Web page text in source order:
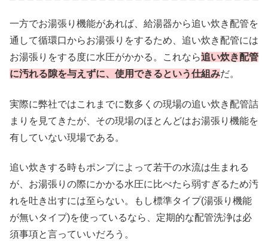
一方でお湯張り機能があれば、給湯器から追い炊き配管を
通して循環口からお湯張りをするため、追い炊き配管には
お湯張りをする度に水圧がかかる。これなら追い炊き配管
に汚れる隙を与えずに、使用できるという仕組みだ。
実際に弊社ではこれまでに数多くの現場の追い炊き配管詰
まりを見てきたが、その現場のほとんどはお湯張り機能を
有していない現場である。
追い炊きする時もポンプによって若干の水流は生まれる
が、お湯張りの際にかかる水圧に比べたら弱すぎるため汚
れを吐き出すには至らない。もし標準タイプ(湯張り機能
が無いタイプ)を使っているなら、定期的な配管洗浄は必
須事項と言っていいだろう。